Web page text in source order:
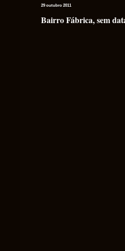
29 outubro 2011
Bairro Fábrica, sem